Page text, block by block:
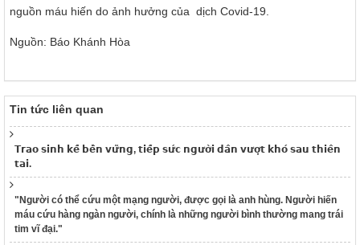
nguồn máu hiến do ảnh hưởng của dịch Covid-19.
Nguồn: Báo Khánh Hòa
Tin tức liên quan
𝗧𝗿𝗮𝗼 𝘀𝗶𝗻𝗵 𝗸𝗲̂́ 𝗯𝗲̂̀𝗻 𝘃𝘂̛̃𝗻𝗴, 𝘁𝗶𝗲̂́𝗽 𝘀𝘂̛́𝗰 𝗻𝗴𝘂̛𝗼̛̀𝗶 𝗱𝗮̂𝗻 𝘃𝘂̛𝗼̛̣𝘁 𝗸𝗵𝗼́ 𝘀𝗮𝘂 𝘁𝗵𝗶𝗲̂𝗻
𝘁𝗮𝗶.
"Người có thể cứu một mạng người, được gọi là anh hùng. Người hiến
máu cứu hàng ngàn người, chính là những người bình thường mang trái
tim vĩ đại."